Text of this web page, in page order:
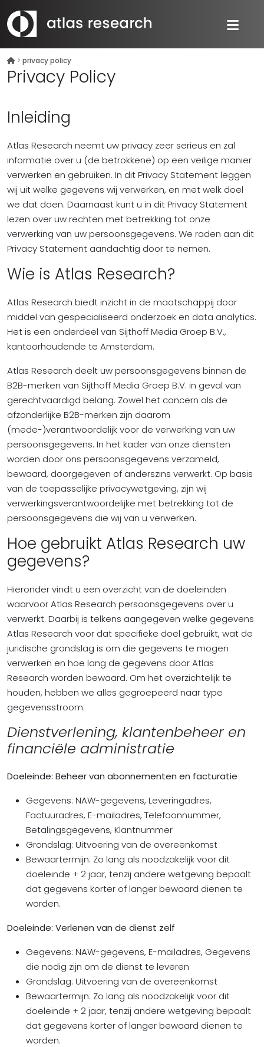
> privacy policy
Privacy Policy
Inleiding
Atlas Research neemt uw privacy zeer serieus en zal
informatie over u (de betrokkene) op een veilige manier
verwerken en gebruiken. In dit Privacy Statement leggen
wij uit welke gegevens wij verwerken, en met welk doel
we dat doen. Daarnaast kunt u in dit Privacy Statement
lezen over uw rechten met betrekking tot onze
verwerking van uw persoonsgegevens. We raden aan dit
Privacy Statement aandachtig door te nemen.
Wie is Atlas Research?
Atlas Research biedt inzicht in de maatschappij door
middel van gespecialiseerd onderzoek en data analytics.
Het is een onderdeel van Sijthoff Media Groep B.V.,
kantoorhoudende te Amsterdam.
Atlas Research deelt uw persoonsgegevens binnen de
B2B-merken van Sijthoff Media Groep B.V. in geval van
gerechtvaardigd belang. Zowel het concern als de
afzonderlijke B2B-merken zijn daarom
(mede-)verantwoordelijk voor de verwerking van uw
persoonsgegevens. In het kader van onze diensten
worden door ons persoonsgegevens verzameld,
bewaard, doorgegeven of anderszins verwerkt. Op basis
van de toepasselijke privacywetgeving, zijn wij
verwerkingsverantwoordelijke met betrekking tot de
persoonsgegevens die wij van u verwerken.
Hoe gebruikt Atlas Research uw
gegevens?
Hieronder vindt u een overzicht van de doeleinden
waarvoor Atlas Research persoonsgegevens over u
verwerkt. Daarbij is telkens aangegeven welke gegevens
Atlas Research voor dat specifieke doel gebruikt, wat de
juridische grondslag is om die gegevens te mogen
verwerken en hoe lang de gegevens door Atlas
Research worden bewaard. Om het overzichtelijk te
houden, hebben we alles gegroepeerd naar type
gegevensstroom.
Dienstverlening, klantenbeheer en
financiële administratie
Doeleinde: Beheer van abonnementen en facturatie
Gegevens: NAW-gegevens, Leveringadres,
Factuuradres, E-mailadres, Telefoonnummer,
Betalingsgegevens, Klantnummer
Grondslag: Uitvoering van de overeenkomst
Bewaartermijn: Zo lang als noodzakelijk voor dit
doeleinde + 2 jaar, tenzij andere wetgeving bepaalt
dat gegevens korter of langer bewaard dienen te
worden.
Doeleinde: Verlenen van de dienst zelf
Gegevens: NAW-gegevens, E-mailadres, Gegevens
die nodig zijn om de dienst te leveren
Grondslag: Uitvoering van de overeenkomst
Bewaartermijn: Zo lang als noodzakelijk voor dit
doeleinde + 2 jaar, tenzij andere wetgeving bepaalt
dat gegevens korter of langer bewaard dienen te
worden.